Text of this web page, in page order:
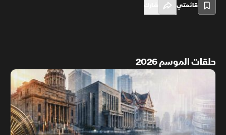
قائمتي
حلقات الموسم 2026